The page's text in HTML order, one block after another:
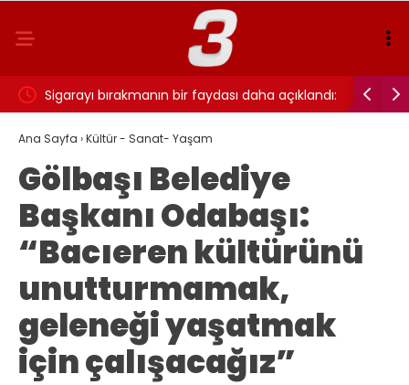
Sigarayı bırakmanın bir faydası daha açıklandı:
Beyin sağlığı için 7 yıl detayı dikkat çekti
Ana Sayfa ›Kültür - Sanat- Yaşam
Gölbaşı Belediye
Başkanı Odabaşı:
“Bacıeren kültürünü
unutturmamak,
geleneği yaşatmak
için çalışacağız”